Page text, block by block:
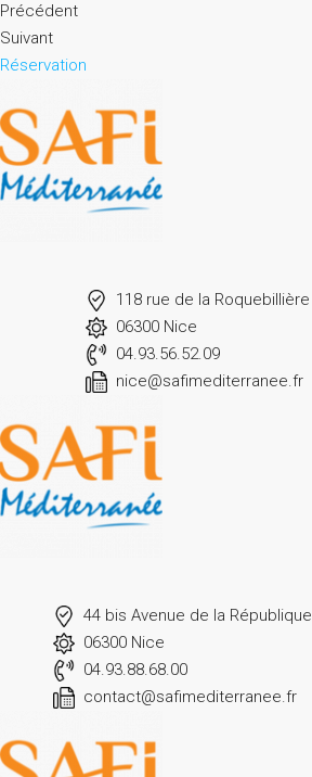
Précédent
Suivant
Réservation
118 rue de la Roquebillière
06300 Nice
04.93.56.52.09
nice@safimediterranee.fr
44 bis Avenue de la République
06300 Nice
04.93.88.68.00
contact@safimediterranee.fr